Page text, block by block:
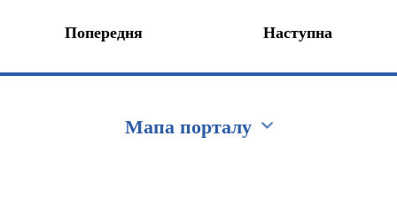
Попередня Наступна
Мапа порталу